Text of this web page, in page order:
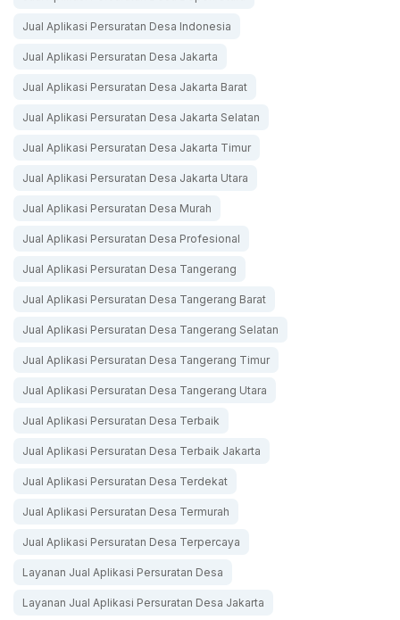
Jual Aplikasi Persuratan Desa Indonesia
Jual Aplikasi Persuratan Desa Jakarta
Jual Aplikasi Persuratan Desa Jakarta Barat
Jual Aplikasi Persuratan Desa Jakarta Selatan
Jual Aplikasi Persuratan Desa Jakarta Timur
Jual Aplikasi Persuratan Desa Jakarta Utara
Jual Aplikasi Persuratan Desa Murah
Jual Aplikasi Persuratan Desa Profesional
Jual Aplikasi Persuratan Desa Tangerang
Jual Aplikasi Persuratan Desa Tangerang Barat
Jual Aplikasi Persuratan Desa Tangerang Selatan
Jual Aplikasi Persuratan Desa Tangerang Timur
Jual Aplikasi Persuratan Desa Tangerang Utara
Jual Aplikasi Persuratan Desa Terbaik
Jual Aplikasi Persuratan Desa Terbaik Jakarta
Jual Aplikasi Persuratan Desa Terdekat
Jual Aplikasi Persuratan Desa Termurah
Jual Aplikasi Persuratan Desa Terpercaya
Layanan Jual Aplikasi Persuratan Desa
Layanan Jual Aplikasi Persuratan Desa Jakarta